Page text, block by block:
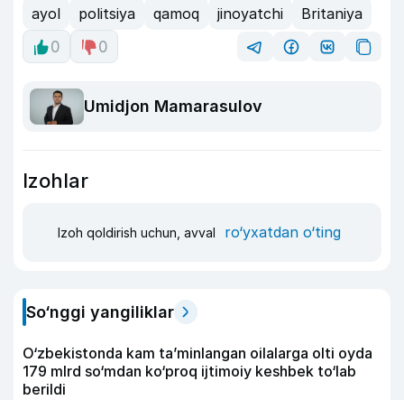
ayol politsiya qamoq jinoyatchi
Britaniya
0
0
Umidjon Mamarasulov
Izohlar
Izoh qoldirish uchun, avval ro‘yxatdan o‘ting
So‘nggi yangiliklar
O‘zbekistonda kam ta’minlangan oilalarga olti oyda
179 mlrd so‘mdan ko‘proq ijtimoiy keshbek to‘lab
berildi